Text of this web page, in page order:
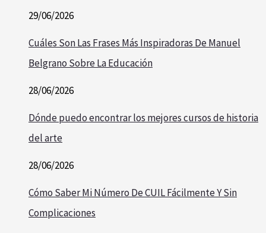
29/06/2026
Cuáles Son Las Frases Más Inspiradoras De Manuel
Belgrano Sobre La Educación
28/06/2026
Dónde puedo encontrar los mejores cursos de historia
del arte
28/06/2026
Cómo Saber Mi Número De CUIL Fácilmente Y Sin
Complicaciones